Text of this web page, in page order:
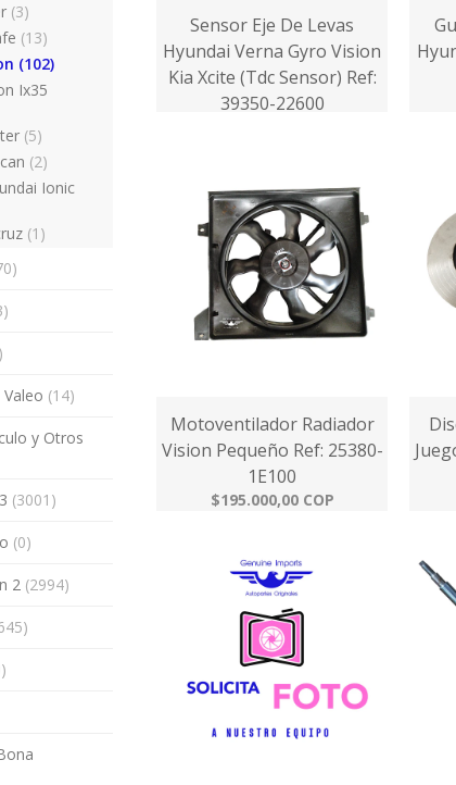
(3)
(13)
(102)
Ix35
(5)
(2)
Ionic
(1)
(14)
y Otros
(3001)
(0)
2 (2994)
Sensor Eje De Levas
Hyundai Verna Gyro Vision
Kia Xcite (Tdc Sensor) Ref:
39350-22600
Motoventilador Radiador
Vision Pequeño Ref: 25380-
1E100
$195.000,00 COP